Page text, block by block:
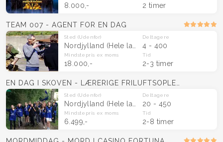
8.000,- 2 timer
TEAM 007 - AGENT FOR EN DAG
Sted (Udenfor)
Nordjylland (Hele landet)
Deltagere
4 - 400
Mindstepris ex moms
18.000,-
Tid
2-3 timer
Sted (Udenfor)
Nordjylland (Hele landet)
Deltagere
20 - 450
Mindstepris ex moms
6.499,-
Tid
2-8 timer